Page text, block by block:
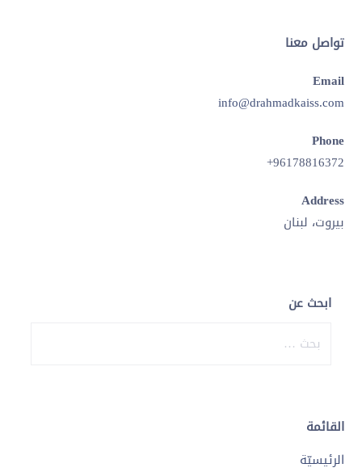
تواصل معنا
Email
info@drahmadkaiss.com
Phone
96178816372+
Address
بيروت، لبنان
ابحث عن
عن:
القائمة
الرئيسيّة